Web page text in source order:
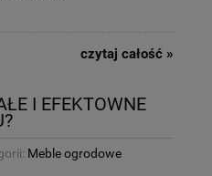
czytaj całość »
I EFEKTOWNE
Meble ogrodowe